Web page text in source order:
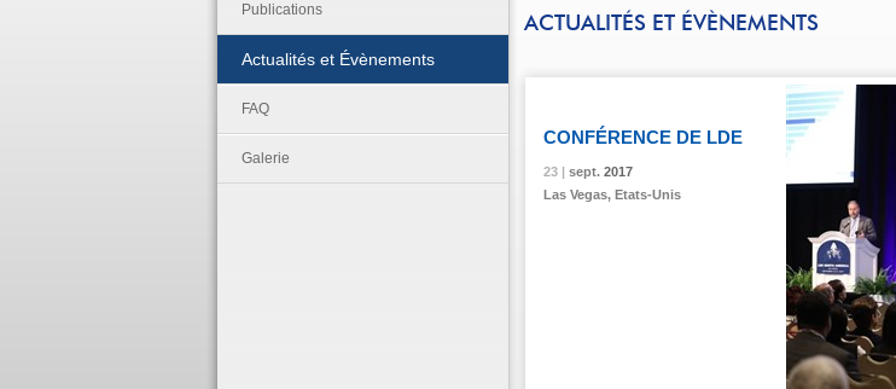
Publications
Actualités et Évènements
FAQ
Galerie
ACTUALITÉS ET ÉVÈNEMENTS
23 | sept.2017
CONFÉRENCE DE LDE
23 | sept.2017
Las Vegas, Etats-Unis
23 | sept.2017